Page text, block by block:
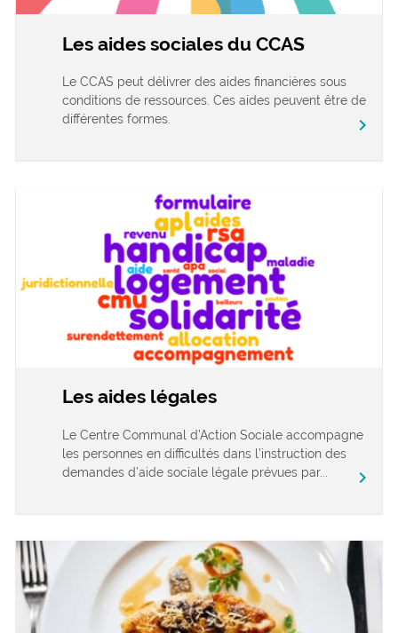
Les aides sociales du CCAS
Le CCAS peut délivrer des aides financières sous
conditions de ressources. Ces aides peuvent être de
différentes formes.
chevron_right
Les aides légales
Le Centre Communal d’Action Sociale accompagne
les personnes en difficultés dans l’instruction des
demandes d’aide sociale légale prévues par...
chevron_right